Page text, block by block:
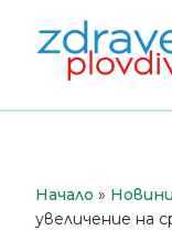
съдържанието
Начало » Новини
увеличение на